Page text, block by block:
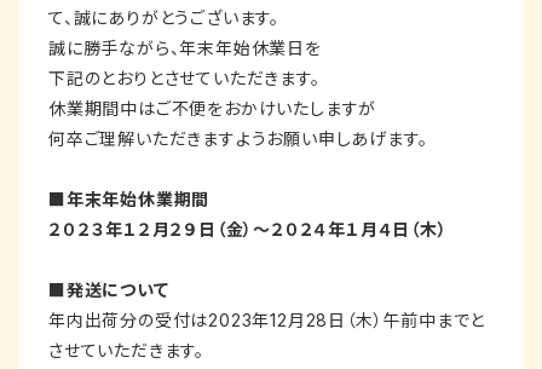
て、誠にありがとうございます。
誠に勝手ながら、年末年始休業日を
下記のとおりとさせていただきます。
休業期間中はご不便をおかけいたしますが
何卒ご理解いただきますようお願い申しあげます。
■年末年始休業期間
２０２３年１２月２９日（金）～２０２４年１月４日（木）
■発送について
年内出荷分の受付は2023年12月28日（木）午前中までと
させていただきます。